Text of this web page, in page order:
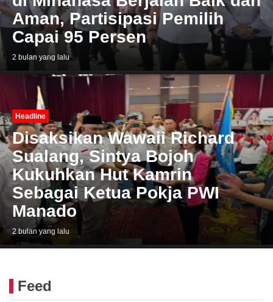
Aman, Partisipasi Pemilih
Capai 95 Persen
2 bulan yang lalu
Headline
Disaksikan Wawaii Richard
Sualang, Sintya Bojoh
Kukuhkan Hut Kamrin
Sebagai Ketua Pokja PWI
Manado
2 bulan yang lalu
Feed